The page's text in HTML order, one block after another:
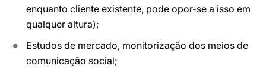
enquanto cliente existente, pode opor-se a isso em
qualquer altura);
Estudos de mercado, monitorização dos meios de
comunicação social;